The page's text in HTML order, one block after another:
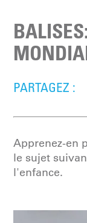
PARTAGEZ :
Apprenez-en
le sujet
l'enfance.